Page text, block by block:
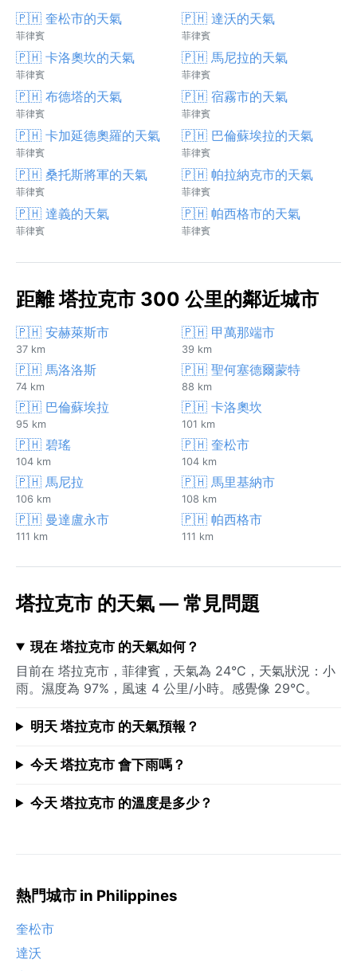
🇵🇭 奎松市的天氣
菲律賓
🇵🇭 達沃的天氣
菲律賓
🇵🇭 卡洛奧坎的天氣
菲律賓
🇵🇭 馬尼拉的天氣
菲律賓
🇵🇭 布德塔的天氣
菲律賓
🇵🇭 宿霧市的天氣
菲律賓
🇵🇭 卡加延德奧羅的天氣
菲律賓
🇵🇭 巴倫蘇埃拉的天氣
菲律賓
🇵🇭 桑托斯將軍的天氣
菲律賓
🇵🇭 帕拉納克市的天氣
菲律賓
🇵🇭 達義的天氣
菲律賓
🇵🇭 帕西格市的天氣
菲律賓
距離 塔拉克市 300 公里的鄰近城市
🇵🇭 安赫萊斯市
37 km
🇵🇭 甲萬那端市
39 km
🇵🇭 馬洛洛斯
74 km
🇵🇭 聖何塞德爾蒙特
88 km
🇵🇭 巴倫蘇埃拉
95 km
🇵🇭 卡洛奧坎
101 km
🇵🇭 碧瑤
104 km
🇵🇭 奎松市
104 km
🇵🇭 馬尼拉
106 km
🇵🇭 馬里基納市
108 km
🇵🇭 曼達盧永市
111 km
🇵🇭 帕西格市
111 km
塔拉克市 的天氣 — 常見問題
現在 塔拉克市 的天氣如何？
目前在 塔拉克市，菲律賓，天氣為 24°C，天氣狀況：小
雨。濕度為 97%，風速 4 公里/小時。感覺像 29°C。
明天 塔拉克市 的天氣預報？
今天 塔拉克市 會下雨嗎？
今天 塔拉克市 的溫度是多少？
熱門城市 in Philippines
奎松市
達沃